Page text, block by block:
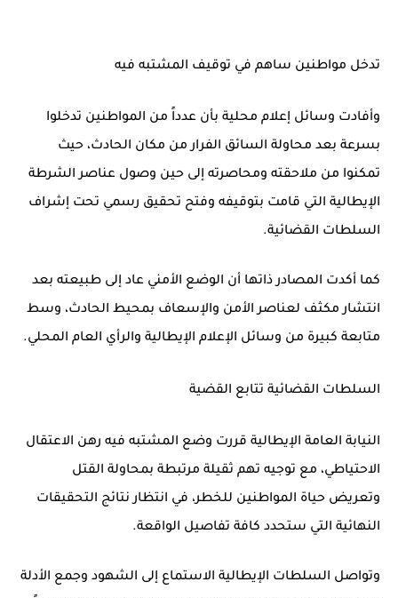
تدخل مواطنين ساهم في توقيف المشتبه فيه
وأفادت وسائل إعلام محلية بأن عدداً من المواطنين تدخلوا
بسرعة بعد محاولة السائق الفرار من مكان الحادث، حيث
تمكنوا من ملاحقته ومحاصرته إلى حين وصول عناصر الشرطة
الإيطالية التي قامت بتوقيفه وفتح تحقيق رسمي تحت إشراف
السلطات القضائية.
كما أكدت المصادر ذاتها أن الوضع الأمني عاد إلى طبيعته بعد
انتشار مكثف لعناصر الأمن والإسعاف بمحيط الحادث، وسط
متابعة كبيرة من وسائل الإعلام الإيطالية والرأي العام المحلي.
السلطات القضائية تتابع القضية
النيابة العامة الإيطالية قررت وضع المشتبه فيه رهن الاعتقال
الاحتياطي، مع توجيه تهم ثقيلة مرتبطة بمحاولة القتل
وتعريض حياة المواطنين للخطر، في انتظار نتائج التحقيقات
النهائية التي ستحدد كافة تفاصيل الواقعة.
وتواصل السلطات الإيطالية الاستماع إلى الشهود وجمع الأدلة